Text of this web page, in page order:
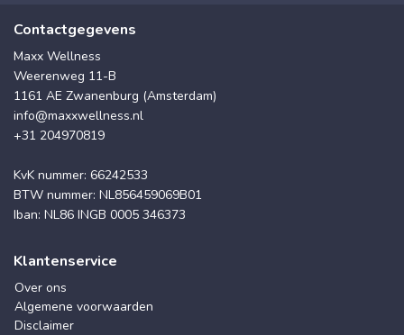
Contactgegevens
Maxx Wellness
Weerenweg 11-B
1161 AE Zwanenburg (Amsterdam)
info@maxxwellness.nl
+31 204970819
KvK nummer: 66242533
BTW nummer: NL856459069B01
Iban: NL86 INGB 0005 346373
Klantenservice
Over ons
Algemene voorwaarden
Disclaimer